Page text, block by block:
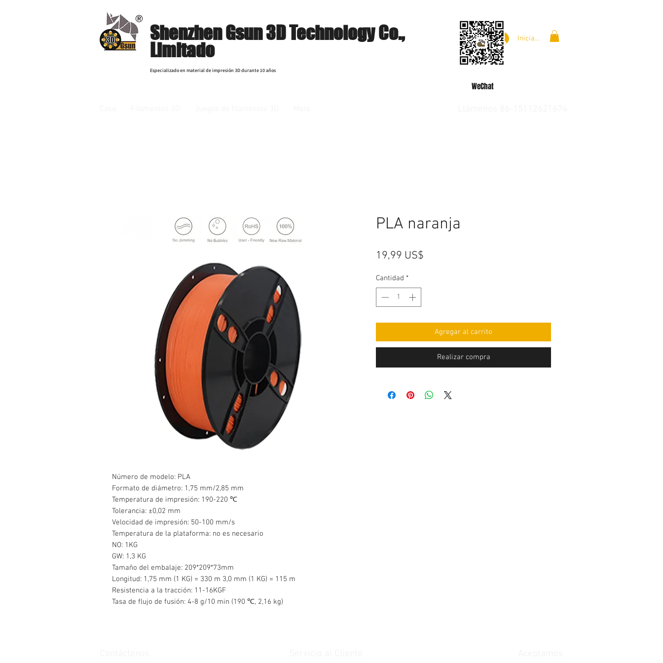
Shenzhen Gsun 3D Technology Co.,
Limitado
Especializado en material de impresión 3D durante 10 años
Iniciar sesión
WeChat
Número de modelo: PLA
Formato de diámetro: 1,75 mm/2,85 mm
Temperatura de impresión: 190-220 ℃
Tolerancia: ±0,02 mm
Velocidad de impresión: 50-100 mm/s
Temperatura de la plataforma: no es necesario
NO: 1KG
GW: 1,3 KG
Tamaño del embalaje: 209*209*73mm
Longitud: 1,75 mm (1 KG) = 330 m 3,0 mm (1 KG) = 115 m
Resistencia a la tracción: 11-16KGF
Tasa de flujo de fusión: 4-8 g/10 min (190 ℃, 2,16 kg)
PLA naranja
19,99 US$
Cantidad *
Agregar al carrito
Realizar compra